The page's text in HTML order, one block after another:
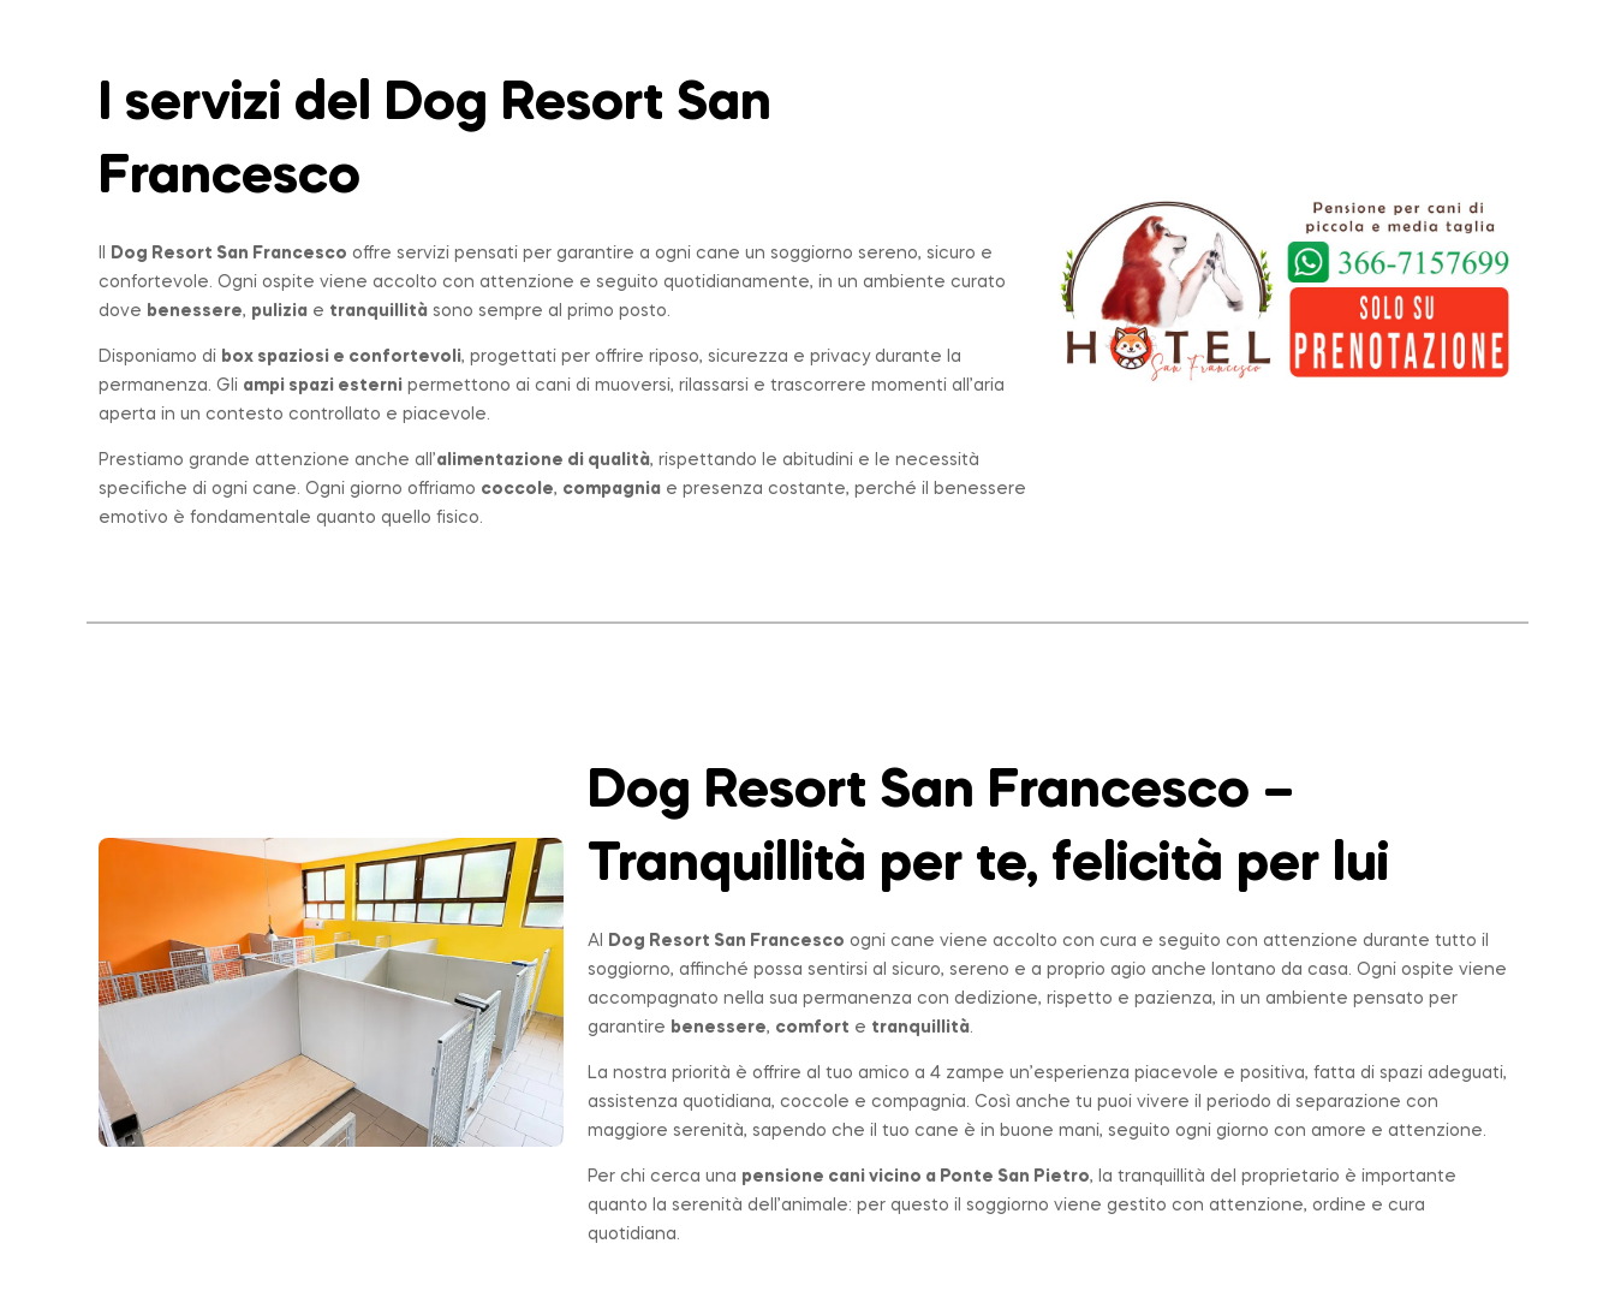
I servizi del Dog Resort San
Francesco
Dog Resort San Francesco offre servizi pensati per garantire a ogni cane un soggiorno sereno, sicuro e
confortevole. Ogni ospite viene accolto con attenzione e seguito quotidianamente, in un ambiente curato
dove benessere, pulizia e tranquillità sono sempre al primo posto.
Disponiamo di box spaziosi e confortevoli, progettati per offrire riposo, sicurezza e privacy durante la
permanenza. Gli ampi spazi esterni permettono ai cani di muoversi, rilassarsi e trascorrere momenti all’aria
aperta in un contesto controllato e piacevole.
Prestiamo grande attenzione anche all’alimentazione di qualità, rispettando le abitudini e le necessità
specifiche di ogni cane. Ogni giorno offriamo coccole, compagnia e presenza costante, perché il benessere
emotivo è fondamentale quanto quello fisico.
Dog Resort San Francesco –
Tranquillità per te, felicità per lui
Al Dog Resort San Francesco ogni cane viene accolto con cura e seguito con attenzione durante tutto il
soggiorno, affinché possa sentirsi al sicuro, sereno e a proprio agio anche lontano da casa. Ogni ospite viene
accompagnato nella sua permanenza con dedizione, rispetto e pazienza, in un ambiente pensato per
garantire benessere, comfort e tranquillità.
La nostra priorità è offrire al tuo amico a 4 zampe un’esperienza piacevole e positiva, fatta di spazi adeguati,
assistenza quotidiana, coccole e compagnia. Così anche tu puoi vivere il periodo di separazione con
maggiore serenità, sapendo che il tuo cane è in buone mani, seguito ogni giorno con amore e attenzione.
Per chi cerca una pensione cani vicino a Ponte San Pietro, la tranquillità del proprietario è importante
quanto la serenità dell’animale: per questo il soggiorno viene gestito con attenzione, ordine e cura
quotidiana.